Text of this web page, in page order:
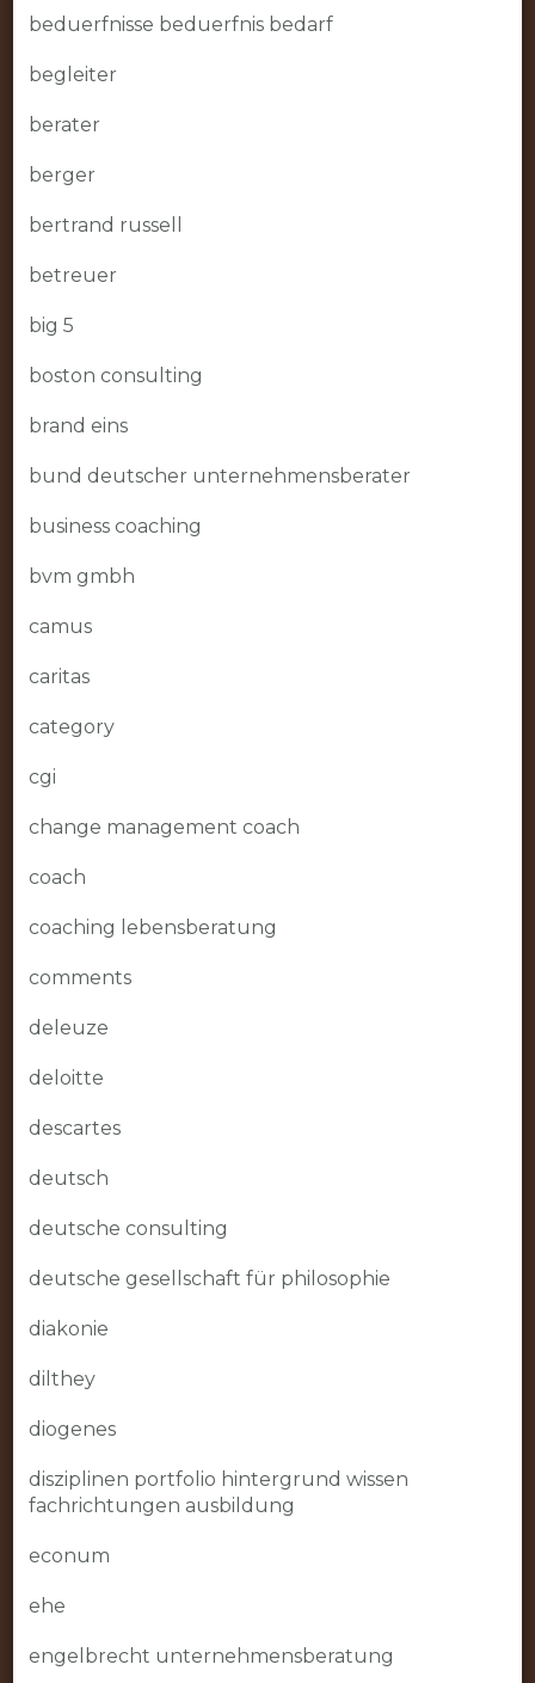
beduerfnisse beduerfnis bedarf
begleiter
berater
berger
bertrand russell
betreuer
big 5
boston consulting
brand eins
bund deutscher unternehmensberater
business coaching
bvm gmbh
camus
caritas
category
cgi
change management coach
coach
coaching lebensberatung
comments
deleuze
deloitte
descartes
deutsch
deutsche consulting
deutsche gesellschaft für philosophie
diakonie
dilthey
diogenes
disziplinen portfolio hintergrund wissen
fachrichtungen ausbildung
econum
ehe
engelbrecht unternehmensberatung